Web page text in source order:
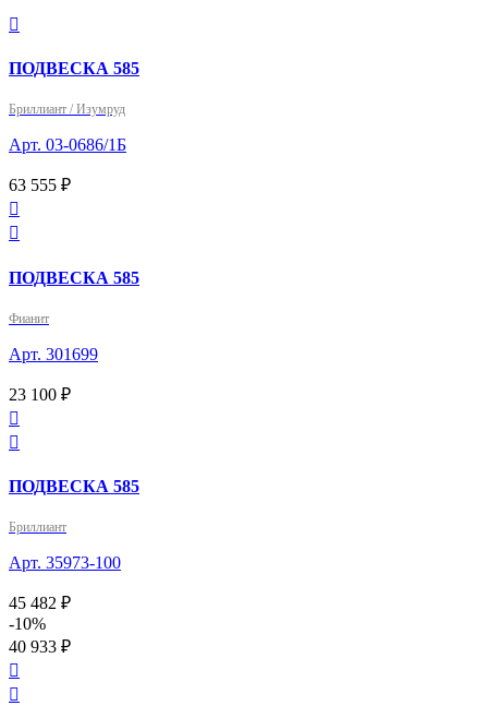

ПОДВЕСКА 585
Бриллиант / Изумруд
Арт. 03-0686/1Б
63 555 ₽


ПОДВЕСКА 585
Фианит
Арт. 301699
23 100 ₽


ПОДВЕСКА 585
Бриллиант
Арт. 35973-100
45 482 ₽
-10%
40 933 ₽

